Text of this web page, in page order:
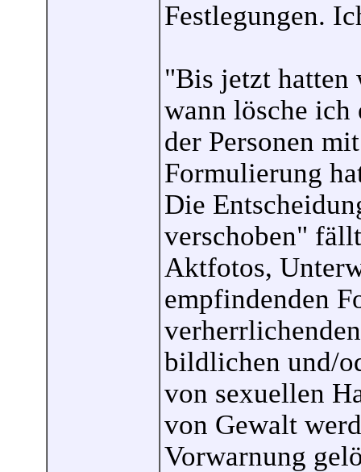
Festlegungen.
"Bis jetzt hatten
wann lösche
der Personen
Formulierung
Die
verschoben"
Aktfotos,
empfindenden
bildlichen und/
von sexuellen
von Gewalt
Vorwarnung